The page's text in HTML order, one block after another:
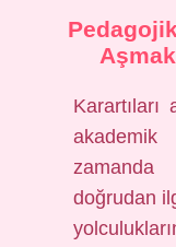
akademik
doğrudan